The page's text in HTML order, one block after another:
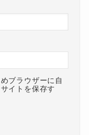
ブラウザーに自
イトを保存す